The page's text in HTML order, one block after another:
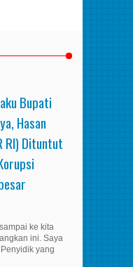
Bupati
Hasan
RI) Dituntut
ke kita
ini. Saya
yang